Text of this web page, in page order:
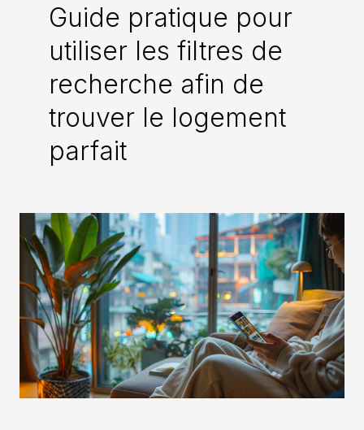
Guide pratique pour
utiliser les filtres de
recherche afin de
trouver le logement
parfait